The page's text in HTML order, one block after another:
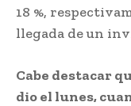
18 %,
llegada de un
Cabe destacar
dio el lunes,